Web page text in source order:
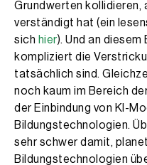
Grundwerten kollidieren,
verständigt hat (ein
sich hier). Und an
kompliziert die
tatsächlich sind.
noch kaum im Bereich
der Einbindung von KI-
Bildungstechnologien.
sehr schwer damit,
Bildungstechnologien